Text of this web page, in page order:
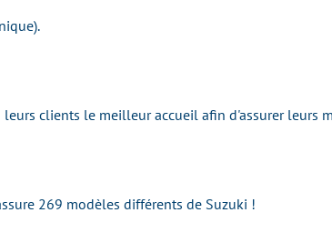
leurs clients le meilleur accueil afin d'assurer leurs
269 modèles différents de Suzuki !